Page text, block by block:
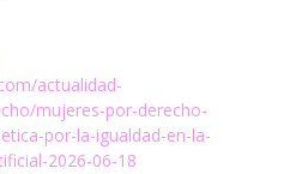
actualidad-
mujeres-por-derecho-
por-la-igualdad-en-la-
2026-06-18